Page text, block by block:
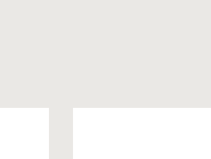
обробки – виконуються нашими
гарантувати найвищу